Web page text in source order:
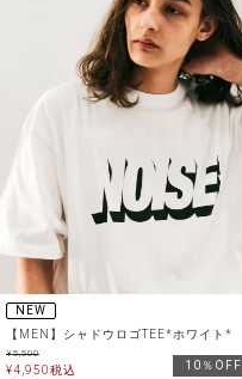
NEW
【MEN】シャドウロゴTEE*ホワイト*
¥5,500
¥4,950税込 10％OFF